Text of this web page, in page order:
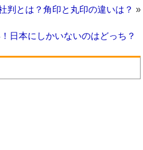
判とは？角印と丸印の違いは？ »
日本にしかいないのはどっち？